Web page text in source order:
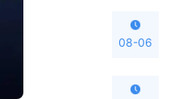
08-06